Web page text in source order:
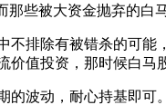
些被大资金抛弃的白
排除有被错杀的可能
值投资，那时候白马
波动，耐心持基即可